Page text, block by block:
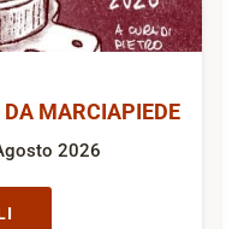
MARCIAPIEDE
2026